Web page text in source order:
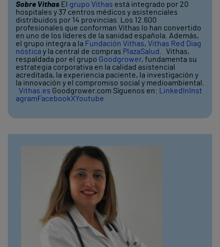
Sobre Vithas El grupo Vithas está integrado por 20
hospitales y 37 centros médicos y asistenciales
distribuidos por 14 provincias. Los 12.600
profesionales que conforman Vithas lo han convertido
en uno de los líderes de la sanidad española. Además,
el grupo integra a la Fundación Vithas, Vithas Red Diag
nóstica y la central de compras PlazaSalud
. Vithas,
respaldada por el grupo Goodgrower, fundamenta su
estrategia corporativa en la calidad asistencial
acreditada, la experiencia paciente, la investigación y
la innovación y el compromiso social y medioambiental.
Vithas.es Goodgrower.com Síguenos en: LinkedIn Inst
agramFacebookXYoutube